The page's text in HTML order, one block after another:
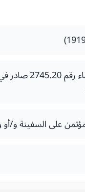
على السفينة و/